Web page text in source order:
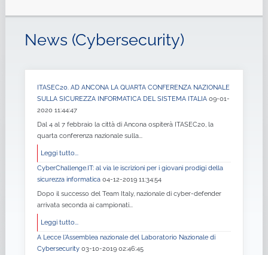
News (Cybersecurity)
ITASEC20. AD ANCONA LA QUARTA CONFERENZA NAZIONALE
SULLA SICUREZZA INFORMATICA DEL SISTEMA ITALIA 09-01-
2020 11:44:47
Dal 4 al 7 febbraio la città di Ancona ospiterà ITASEC20, la
quarta conferenza nazionale sulla...
Leggi tutto...
CyberChallenge.IT: al via le iscrizioni per i giovani prodigi della
sicurezza informatica 04-12-2019 11:34:54
Dopo il successo del Team Italy, nazionale di cyber-defender
arrivata seconda ai campionati...
Leggi tutto...
A Lecce l'Assemblea nazionale del Laboratorio Nazionale di
Cybersecurity 03-10-2019 02:46:45